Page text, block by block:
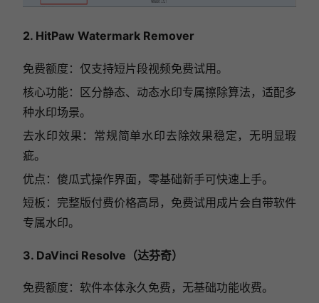
2. HitPaw Watermark Remover
免费额度：仅支持短片段视频免费试用。
核心功能：区分静态、动态水印专属擦除算法，适配多
种水印场景。
去水印效果：常规简单水印去除效果稳定，无明显瑕
疵。
优点：傻瓜式操作界面，零基础新手可快速上手。
短板：完整版付费价格高昂，免费试用成片会自带软件
专属水印。
3. DaVinci Resolve（达芬奇）
免费额度：软件本体永久免费，无基础功能收费。